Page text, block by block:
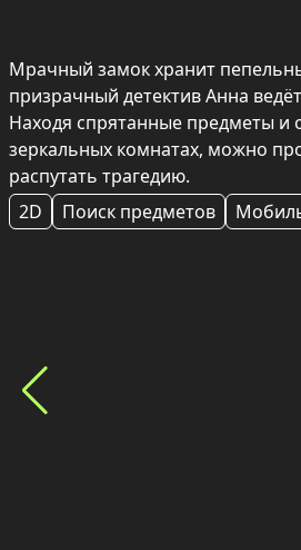
Мрачный замок хранит
призрачный детектив Анна
Находя спрятанные предметы и
зеркальных комнатах, можно
распутать трагедию.
2D
Поиск предметов